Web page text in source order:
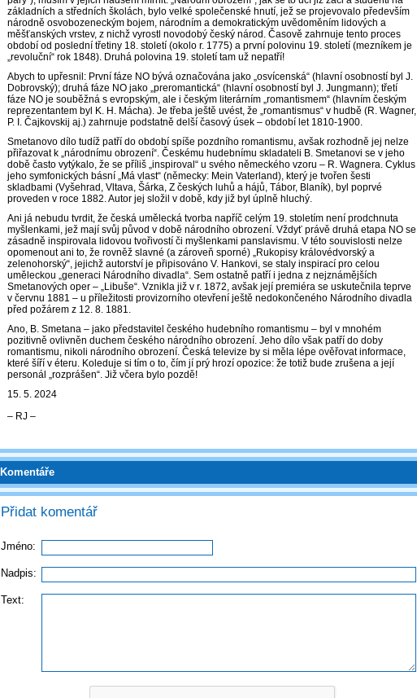
základních a středních školách, bylo velké společenské hnutí, jež se projevovalo především
národně osvobozeneckým bojem, národním a demokratickým uvědoměním lidových a
měšťanských vrstev, z nichž vyrostl novodobý český národ. Časově zahrnuje tento proces
období od poslední třetiny 18. století (okolo r. 1775) a první polovinu 19. století (mezníkem je
„revoluční“ rok 1848). Druhá polovina 19. století tam už nepatří!
Abych to upřesnil: První fáze NO bývá označována jako „osvícenská“ (hlavní osobností byl J.
Dobrovský); druhá fáze NO jako „preromantická“ (hlavní osobností byl J. Jungmann); třetí
fáze NO je souběžná s evropským, ale i českým literárním „romantismem“ (hlavním českým
reprezentantem byl K. H. Mácha). Je třeba ještě uvést, že „romantismus“ v hudbě (R. Wagner,
P. I. Čajkovskij aj.) zahrnuje podstatně delší časový úsek – období let 1810-1900.
Smetanovo dílo tudíž patří do období spíše pozdního romantismu, avšak rozhodně jej nelze
přiřazovat k „národnímu obrození“. Českému hudebnímu skladateli B. Smetanovi se v jeho
době často vytýkalo, že se příliš „inspiroval“ u svého německého vzoru – R. Wagnera. Cyklus
jeho symfonických básní „Má vlast“ (německy: Mein Vaterland), který je tvořen šesti
skladbami (Vyšehrad, Vltava, Šárka, Z českých luhů a hájů, Tábor, Blaník), byl poprvé
proveden v roce 1882. Autor jej složil v době, kdy již byl úplně hluchý.
Ani já nebudu tvrdit, že česká umělecká tvorba napříč celým 19. stoletím není prodchnuta
myšlenkami, jež mají svůj původ v době národního obrození. Vždyť právě druhá etapa NO se
zásadně inspirovala lidovou tvořivostí či myšlenkami panslavismu. V této souvislosti nelze
opomenout ani to, že rovněž slavné (a zároveň sporné) „Rukopisy královédvorský a
zelenohorský“, jejichž autorství je připisováno V. Hankovi, se staly inspirací pro celou
uměleckou „generaci Národního divadla“. Sem ostatně patří i jedna z nejznámějších
Smetanových oper ‒ „Libuše“. Vznikla již v r. 1872, avšak její premiéra se uskutečnila teprve
v červnu 1881 – u příležitosti provizorního otevření ještě nedokončeného Národního divadla
před požárem z 12. 8. 1881.
Ano, B. Smetana – jako představitel českého hudebního romantismu – byl v mnohém
pozitivně ovlivněn duchem českého národního obrození. Jeho dílo však patří do doby
romantismu, nikoli národního obrození. Česká televize by si měla lépe ověřovat informace,
které šíří v éteru. Koleduje si tím o to, čím jí prý hrozí opozice: že totiž bude zrušena a její
personál „rozprášen“. Již včera bylo pozdě!
15. 5. 2024
‒ RJ ‒
Komentáře
Přidat komentář
Jméno:
Nadpis:
Text: